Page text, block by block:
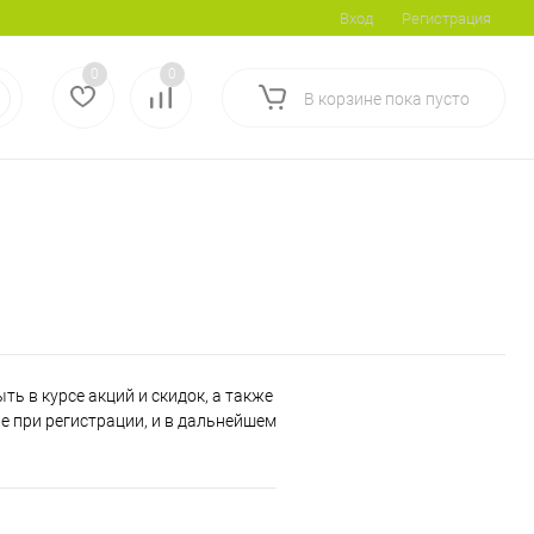
Вход Регистрация
0 0
В корзине пока пусто
в курсе акций и скидок, а также
при регистрации, и в дальнейшем